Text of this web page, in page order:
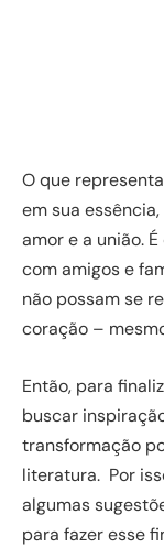
O que
em sua
amor e a união.
com amigos e
não possam se
coração –
Então, para
buscar
transformação
literatura. Por
algumas
para fazer esse